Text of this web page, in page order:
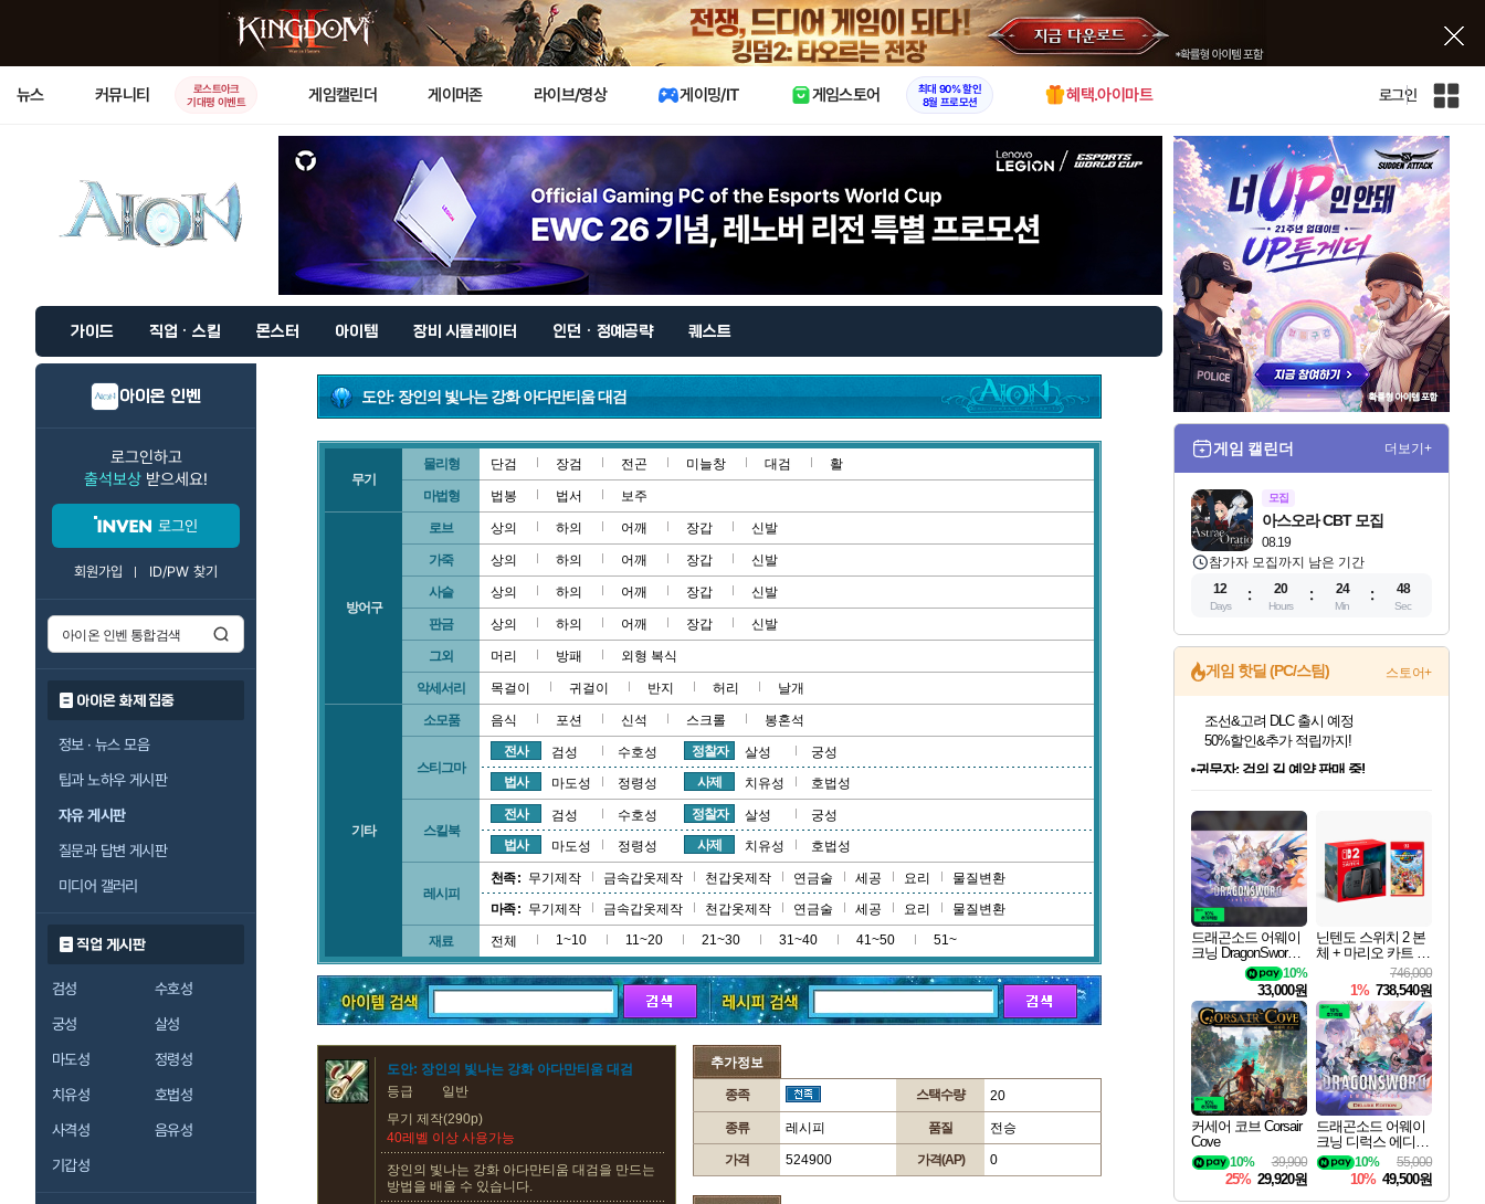
X
뉴스 커뮤니티
로스트아크
기대평 이벤트
게임캘린더 게이머존 라이브/영상 게이밍/IT 게임스토어
최대 90% 할인
8월 프로모션
혜택.아이마트 로그인
인
전
사
이
트
가이드 직업 · 스킬 몬스터 아이템 장비 시뮬레이터 인던 · 정예공략 퀘스트
아이온 인벤
로그인하고
출석보상 받으세요!
로그인
회원가입 ID/PW 찾기
아이온 화제 집중
정보 · 뉴스 모음
팁과 노하우 게시판
자유 게시판
질문과 답변 게시판
미디어 갤러리
직업 게시판
검성
수호성
궁성
살성
마도성
정령성
치유성
호법성
사격성
음유성
기갑성
도안: 장인의 빛나는 강화 아다만티움 대검
무기
물리형 단검 장검 전곤 미늘창 대검 활
마법형 법봉 법서 보주
방어구
로브 상의 하의 어깨 장갑 신발
가죽 상의 하의 어깨 장갑 신발
사슬 상의 하의 어깨 장갑 신발
판금 상의 하의 어깨 장갑 신발
그외 머리 방패 외형 복식
악세서리 목걸이 귀걸이 반지 허리 날개
기타
소모품 음식 포션 신석 스크롤 봉혼석
스티그마
전사 검성 수호성 정찰자 살성
궁성
법사
마도성 정령성 사제 치유성 호법성
스킬북
전사 검성 수호성 정찰자 살성
궁성
법사
마도성 정령성 사제 치유성 호법성
레시피
천족 : 무기제작 금속갑옷제작 천갑옷제작 연금술 세공 요리
물질변환
마족 : 무기제작 금속갑옷제작 천갑옷제작 연금술 세공 요리 물질변환
재료 전체 1~10 11~20 21~30 31~40 41~50 51~
도안: 장인의 빛나는 강화 아다만티움 대검
등급
일반
무기 제작(290p)
40레벨 이상 사용가능
장인의 빛나는 강화 아다만티움 대검을 만드는
방법을 배울 수 있습니다.
추가정보
종족 스택수량 20
종류 레시피 품질 전승
가격 524900 가격(AP) 0
게임 캘린더 더보기+
모집
08.19
아스오라 CBT 모집
참가자 모집까지 남은 기간
12
Days
20
Hours
24
Min
47
Sec
게임 핫딜 (PC/스팀) 스토어+
최대 90% 할인가를 만나보세요!
네이버혜택과 함께 만나보세요!
50%할인&추가 적립까지!
귀무자: 검의 길 예약 판매 중!
10% 할인과
이니&베니 혜택까지!
네이버 혜택가와 함께 예약하세요!
할인&네이버혜택으로 만나보세요!
네이버페이 혜택과 만나보세요!
40주년 프로모션으로 만나보세요!
네이버 포인트 혜택까지!
할인가에 만나보세요!
일부 에디션 상시 할인!
혜택으로 예약 판매 중
편안하게 충전하세요
드래곤소드 어웨이
크닝 DragonSword A
10%
33,000원
닌텐도 스위치 2 본
체 + 마리오 카트 월
746,000
1% 738,540원
커세어 코브 Corsair
Cove
39,900
10%
25% 29,920원
드래곤소드 어웨이
크닝 디럭스 에디션
DragonSword Awake
ning Deluxe Edition
55,000
10%
10% 49,500원